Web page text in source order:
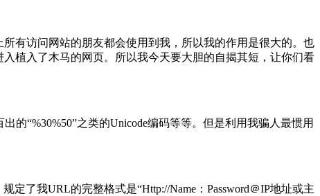
有访问网站的朋友都会使用到我，所以我的作用是很大的。也
植入了木马的网页。所以我今天要大胆的自揭其短，让你们看
“%30%50”之类的Unicode编码等等。但是利用我骗人最惯用
了我URL的完整格式是“Http://Name：Password＠IP地址或主